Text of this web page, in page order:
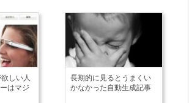
しい人
はマジ
長期的に見るとうまくい
かなかった自動生成記事